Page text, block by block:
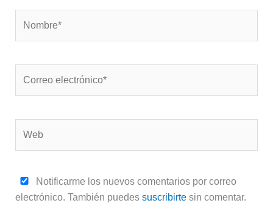
Notificarme los nuevos comentarios por correo
electrónico. También puedes suscribirtesin comentar.